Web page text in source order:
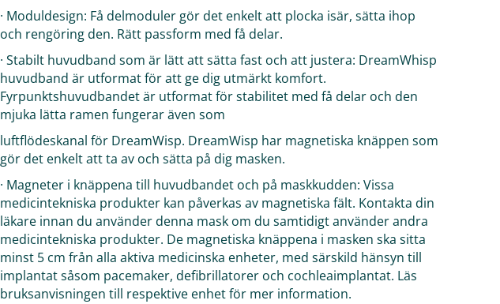
· Moduldesign: Få delmoduler gör det enkelt att plocka isär, sätta ihop
och rengöring den. Rätt passform med få delar.
· Stabilt huvudband som är lätt att sätta fast och att justera: DreamWhisp
huvudband är utformat för att ge dig utmärkt komfort.
Fyrpunktshuvudbandet är utformat för stabilitet med få delar och den
mjuka lätta ramen fungerar även som
luftflödeskanal för DreamWisp. DreamWisp har magnetiska knäppen som
gör det enkelt att ta av och sätta på dig masken.
· Magneter i knäppena till huvudbandet och på maskkudden: Vissa
medicintekniska produkter kan påverkas av magnetiska fält. Kontakta din
läkare innan du använder denna mask om du samtidigt använder andra
medicintekniska produkter. De magnetiska knäppena i masken ska sitta
minst 5 cm från alla aktiva medicinska enheter, med särskild hänsyn till
implantat såsom pacemaker, defibrillatorer och cochleaimplantat. Läs
bruksanvisningen till respektive enhet för mer information.